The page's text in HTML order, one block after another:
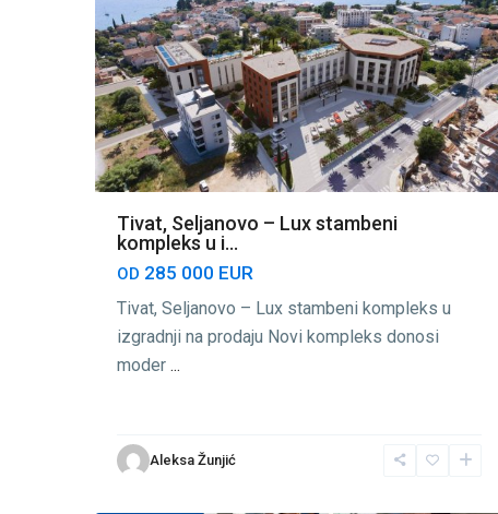
Tivat, Seljanovo – Lux stambeni
kompleks u i...
OD 285 000 EUR
Tivat, Seljanovo – Lux stambeni kompleks u
izgradnji na prodaju Novi kompleks donosi
moder ...
Aleksa Žunjić
Seljanovo,